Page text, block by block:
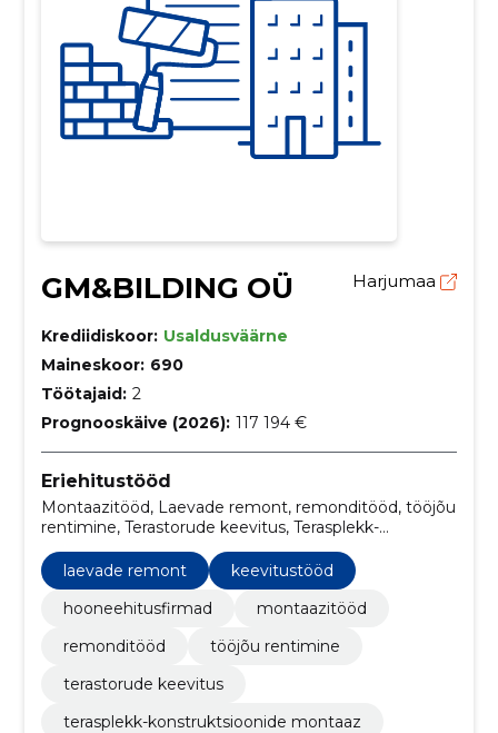
GM&BILDING OÜ Harjumaa
Krediidiskoor: Usaldusväärne
Maineskoor: 690
Töötajaid: 2
Prognooskäive (2026): 117 194 €
Eriehitustööd
Montaazitööd, Laevade remont, remonditööd, tööjõu
rentimine, Terastorude keevitus, Terasplekk-
konstruktsioonide montaaz, Laeva konstruktsioonide
keevitus, Keeruliste seadmete montaaz, Keevituse
kontroll, eriehitustööd
laevade remont
keevitustööd
hooneehitusfirmad
montaazitööd
remonditööd
tööjõu rentimine
terastorude keevitus
terasplekk-konstruktsioonide montaaz